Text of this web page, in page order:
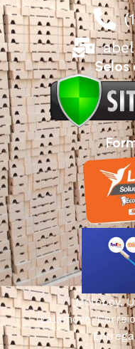
Selos
Motoboy,
(Lalamove,